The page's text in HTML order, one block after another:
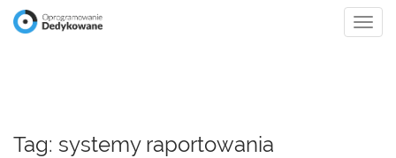
Tag: systemy raportowania